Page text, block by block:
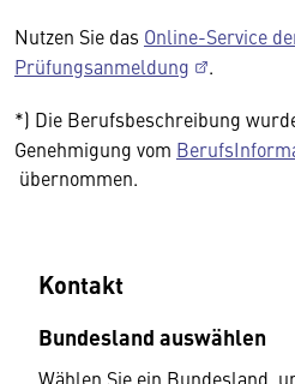
Nutzen Sie das Online-Service
Prüfungsanmeldung
.
*) Die Berufsbeschreibung
Genehmigung vom
übernommen.
Kontakt
Bundesland auswählen
Wählen Sie ein Bundesland,